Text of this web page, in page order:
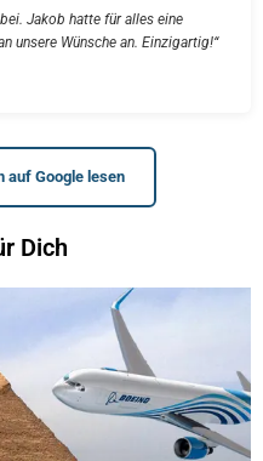
Jakob hatte für alles eine
unsere Wünsche an. Einzigartig!“
auf Google lesen
Dich